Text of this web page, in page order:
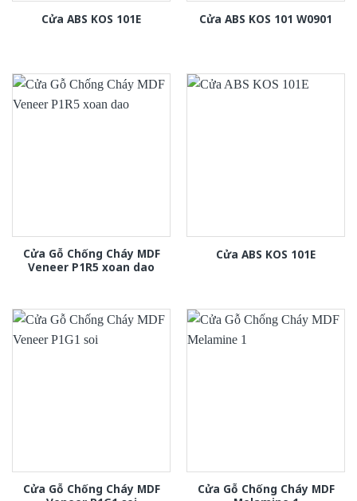
Cửa ABS KOS 101E Cửa ABS KOS 101 W0901
Cửa Gỗ Chống Cháy MDF
Veneer P1R5 xoan dao
Cửa ABS KOS 101E
Cửa Gỗ Chống Cháy MDF
Cửa Gỗ Chống Cháy MDF